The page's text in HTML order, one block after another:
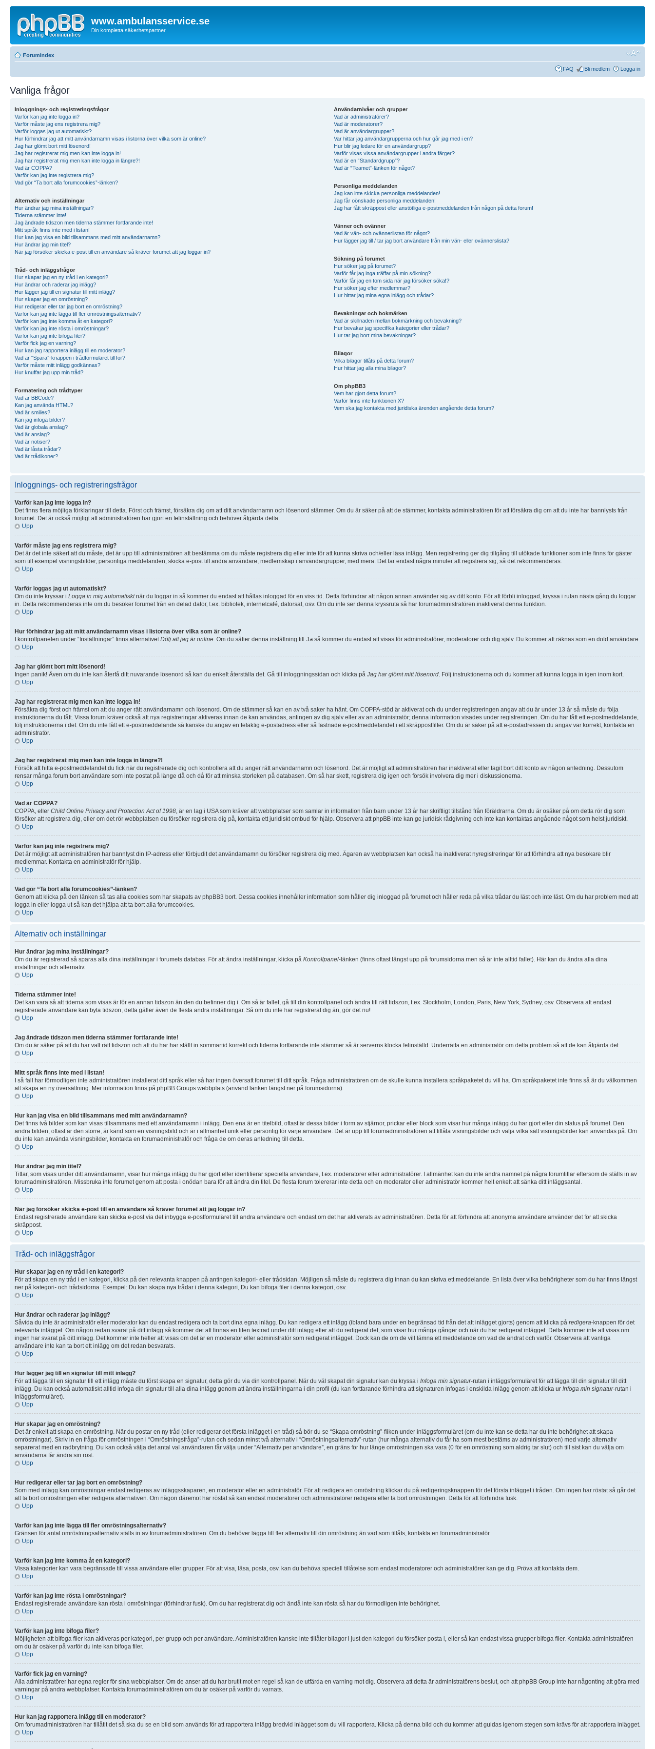
www.ambulansservice.se
Din kompletta säkerhetspartner
Forumindex
FAQ Bli medlem Logga in
Vanliga frågor
Inloggnings- och registreringsfrågor
Varför kan jag inte logga in?
Varför måste jag ens registrera mig?
Varför loggas jag ut automatiskt?
Hur förhindrar jag att mitt användarnamn visas i listorna över vilka som är online?
Jag har glömt bort mitt lösenord!
Jag har registrerat mig men kan inte logga in!
Jag har registrerat mig men kan inte logga in längre?!
Vad är COPPA?
Varför kan jag inte registrera mig?
Vad gör “Ta bort alla forumcookies”-länken?
Alternativ och inställningar
Hur ändrar jag mina inställningar?
Tiderna stämmer inte!
Jag ändrade tidszon men tiderna stämmer fortfarande inte!
Mitt språk finns inte med i listan!
Hur kan jag visa en bild tillsammans med mitt användarnamn?
Hur ändrar jag min titel?
När jag försöker skicka e-post till en användare så kräver forumet att jag loggar in?
Tråd- och inläggsfrågor
Hur skapar jag en ny tråd i en kategori?
Hur ändrar och raderar jag inlägg?
Hur lägger jag till en signatur till mitt inlägg?
Hur skapar jag en omröstning?
Hur redigerar eller tar jag bort en omröstning?
Varför kan jag inte lägga till fler omröstningsalternativ?
Varför kan jag inte komma åt en kategori?
Varför kan jag inte rösta i omröstningar?
Varför kan jag inte bifoga filer?
Varför fick jag en varning?
Hur kan jag rapportera inlägg till en moderator?
Vad är “Spara”-knappen i trådformuläret till för?
Varför måste mitt inlägg godkännas?
Hur knuffar jag upp min tråd?
Formatering och trådtyper
Vad är BBCode?
Kan jag använda HTML?
Vad är smilies?
Kan jag infoga bilder?
Vad är globala anslag?
Vad är anslag?
Vad är notiser?
Vad är låsta trådar?
Vad är trådikoner?
Användarnivåer och grupper
Vad är administratörer?
Vad är moderatorer?
Vad är användargrupper?
Var hittar jag användargrupperna och hur går jag med i en?
Hur blir jag ledare för en användargrupp?
Varför visas vissa användargrupper i andra färger?
Vad är en “Standardgrupp”?
Vad är “Teamet”-länken för något?
Personliga meddelanden
Jag kan inte skicka personliga meddelanden!
Jag får oönskade personliga meddelanden!
Jag har fått skräppost eller anstötliga e-postmeddelanden från någon på detta forum!
Vänner och ovänner
Vad är vän- och ovännerlistan för något?
Hur lägger jag till / tar jag bort användare från min vän- eller ovännerslista?
Sökning på forumet
Hur söker jag på forumet?
Varför får jag inga träffar på min sökning?
Varför får jag en tom sida när jag försöker söka!?
Hur söker jag efter medlemmar?
Hur hittar jag mina egna inlägg och trådar?
Bevakningar och bokmärken
Vad är skillnaden mellan bokmärkning och bevakning?
Hur bevakar jag specifika kategorier eller trådar?
Hur tar jag bort mina bevakningar?
Bilagor
Vilka bilagor tillåts på detta forum?
Hur hittar jag alla mina bilagor?
Om phpBB3
Vem har gjort detta forum?
Varför finns inte funktionen X?
Vem ska jag kontakta med juridiska ärenden angående detta forum?
Inloggnings- och registreringsfrågor
Varför kan jag inte logga in?
Det finns flera möjliga förklaringar till detta. Först och främst, försäkra dig om att ditt användarnamn och lösenord stämmer. Om du är säker på att de stämmer, kontakta administratören för att försäkra dig om att du inte har bannlysts från
forumet. Det är också möjligt att administratören har gjort en felinställning och behöver åtgärda detta.
Upp
Varför måste jag ens registrera mig?
Det är det inte säkert att du måste, det är upp till administratören att bestämma om du måste registrera dig eller inte för att kunna skriva och/eller läsa inlägg. Men registrering ger dig tillgång till utökade funktioner som inte finns för gäster
som till exempel visningsbilder, personliga meddelanden, skicka e-post till andra användare, medlemskap i användargrupper, med mera. Det tar endast några minuter att registrera sig, så det rekommenderas.
Upp
Varför loggas jag ut automatiskt?
Om du inte kryssar i Logga in mig automatisktnär du loggar in så kommer du endast att hållas inloggad för en viss tid. Detta förhindrar att någon annan använder sig av ditt konto. För att förbli inloggad, kryssa i rutan nästa gång du loggar
in. Detta rekommenderas inte om du besöker forumet från en delad dator, t.ex. bibliotek, internetcafé, datorsal, osv. Om du inte ser denna kryssruta så har forumadministratören inaktiverat denna funktion.
Upp
Hur förhindrar jag att mitt användarnamn visas i listorna över vilka som är online?
I kontrollpanelen under “Inställningar” finns alternativet Dölj att jag är online . Om du sätter denna inställning till Ja så kommer du endast att visas för administratörer, moderatorer och dig själv. Du kommer att räknas som en dold användare.
Upp
Jag har glömt bort mitt lösenord!
Ingen panik! Även om du inte kan återfå ditt nuvarande lösenord så kan du enkelt återställa det. Gå till inloggningssidan och klicka på Jag har glömt mitt lösenord . Följ instruktionerna och du kommer att kunna logga in igen inom kort.
Upp
Jag har registrerat mig men kan inte logga in!
Försäkra dig först och främst om att du anger rätt användarnamn och lösenord. Om de stämmer så kan en av två saker ha hänt. Om COPPA-stöd är aktiverat och du under registreringen angav att du är under 13 år så måste du följa
instruktionerna du fått. Vissa forum kräver också att nya registreringar aktiveras innan de kan användas, antingen av dig själv eller av an administratör; denna information visades under registreringen. Om du har fått ett e-postmeddelande,
följ instruktionerna i det. Om du inte fått ett e-postmeddelande så kanske du angav en felaktig e-postadress eller så fastnade e-postmeddelandet i ett skräppostfilter. Om du är säker på att e-postadressen du angav var korrekt, kontakta en
administratör.
Upp
Jag har registrerat mig men kan inte logga in längre?!
Försök att hitta e-postmeddelandet du fick när du registrerade dig och kontrollera att du anger rätt användarnamn och lösenord. Det är möjligt att administratören har inaktiverat eller tagit bort ditt konto av någon anledning. Dessutom
rensar många forum bort användare som inte postat på länge då och då för att minska storleken på databasen. Om så har skett, registrera dig igen och försök involvera dig mer i diskussionerna.
Upp
Vad är COPPA?
COPPA, eller Child Online Privacy and Protection Act of 1998 , är en lag i USA som kräver att webbplatser som samlar in information från barn under 13 år har skriftligt tillstånd från föräldrarna. Om du är osäker på om detta rör dig som
försöker att registrera dig, eller om det rör webbplatsen du försöker registrera dig på, kontakta ett juridiskt ombud för hjälp. Observera att phpBB inte kan ge juridisk rådgivning och inte kan kontaktas angående något som helst juridiskt.
Upp
Varför kan jag inte registrera mig?
Det är möjligt att administratören har bannlyst din IP-adress eller förbjudit det användarnamn du försöker registrera dig med. Ägaren av webbplatsen kan också ha inaktiverat nyregistreringar för att förhindra att nya besökare blir
medlemmar. Kontakta en administratör för hjälp.
Upp
Vad gör “Ta bort alla forumcookies”-länken?
Genom att klicka på den länken så tas alla cookies som har skapats av phpBB3 bort. Dessa cookies innehåller information som håller dig inloggad på forumet och håller reda på vilka trådar du läst och inte läst. Om du har problem med att
logga in eller logga ut så kan det hjälpa att ta bort alla forumcookies.
Upp
Alternativ och inställningar
Hur ändrar jag mina inställningar?
Om du är registrerad så sparas alla dina inställningar i forumets databas. För att ändra inställningar, klicka på Kontrollpanel-länken (finns oftast längst upp på forumsidorna men så är inte alltid fallet). Här kan du ändra alla dina
inställningar och alternativ.
Upp
Tiderna stämmer inte!
Det kan vara så att tiderna som visas är för en annan tidszon än den du befinner dig i. Om så är fallet, gå till din kontrollpanel och ändra till rätt tidszon, t.ex. Stockholm, London, Paris, New York, Sydney, osv. Observera att endast
registrerade användare kan byta tidszon, detta gäller även de flesta andra inställningar. Så om du inte har registrerat dig än, gör det nu!
Upp
Jag ändrade tidszon men tiderna stämmer fortfarande inte!
Om du är säker på att du har valt rätt tidszon och att du har har ställt in sommartid korrekt och tiderna fortfarande inte stämmer så är serverns klocka felinställd. Underrätta en administratör om detta problem så att de kan åtgärda det.
Upp
Mitt språk finns inte med i listan!
I så fall har förmodligen inte administratören installerat ditt språk eller så har ingen översatt forumet till ditt språk. Fråga administratören om de skulle kunna installera språkpaketet du vill ha. Om språkpaketet inte finns så är du välkommen
att skapa en ny översättning. Mer information finns på phpBB Groups webbplats (använd länken längst ner på forumsidorna).
Upp
Hur kan jag visa en bild tillsammans med mitt användarnamn?
Det finns två bilder som kan visas tillsammans med ett användarnamn i inlägg. Den ena är en titelbild, oftast är dessa bilder i form av stjärnor, prickar eller block som visar hur många inlägg du har gjort eller din status på forumet. Den
andra bilden, oftast är den större, är känd som en visningsbild och är i allmänhet unik eller personlig för varje användare. Det är upp till forumadministratören att tillåta visningsbilder och välja vilka sätt visningsbilder kan användas på. Om
du inte kan använda visningsbilder, kontakta en forumadministratör och fråga de om deras anledning till detta.
Upp
Hur ändrar jag min titel?
Titlar, som visas under ditt användarnamn, visar hur många inlägg du har gjort eller identifierar speciella användare, t.ex. moderatorer eller administratörer. I allmänhet kan du inte ändra namnet på några forumtitlar eftersom de ställs in av
forumadministratören. Missbruka inte forumet genom att posta i onödan bara för att ändra din titel. De flesta forum tolererar inte detta och en moderator eller administratör kommer helt enkelt att sänka ditt inläggsantal.
Upp
När jag försöker skicka e-post till en användare så kräver forumet att jag loggar in?
Endast registrerade användare kan skicka e-post via det inbygga e-postformuläret till andra användare och endast om det har aktiverats av administratören. Detta för att förhindra att anonyma användare använder det för att skicka
skräppost.
Upp
Tråd- och inläggsfrågor
Hur skapar jag en ny tråd i en kategori?
För att skapa en ny tråd i en kategori, klicka på den relevanta knappen på antingen kategori- eller trådsidan. Möjligen så måste du registrera dig innan du kan skriva ett meddelande. En lista över vilka behörigheter som du har finns längst
ner på kategori- och trådsidorna. Exempel: Du kan skapa nya trådar i denna kategori, Du kan bifoga filer i denna kategori, osv.
Upp
Hur ändrar och raderar jag inlägg?
Såvida du inte är administratör eller moderator kan du endast redigera och ta bort dina egna inlägg. Du kan redigera ett inlägg (ibland bara under en begränsad tid från det att inlägget gjorts) genom att klicka på redigera-knappen för det
relevanta inlägget. Om någon redan svarat på ditt inlägg så kommer det att finnas en liten textrad under ditt inlägg efter att du redigerat det, som visar hur många gånger och när du har redigerat inlägget. Detta kommer inte att visas om
ingen har svarat på ditt inlägg. Det kommer inte heller att visas om det är en moderator eller administratör som redigerat inlägget. Dock kan de om de vill lämna ett meddelande om vad de ändrat och varför. Observera att vanliga
användare inte kan ta bort ett inlägg om det redan besvarats.
Upp
Hur lägger jag till en signatur till mitt inlägg?
För att lägga till en signatur till ett inlägg måste du först skapa en signatur, detta gör du via din kontrollpanel. När du väl skapat din signatur kan du kryssa i Infoga min signatur-rutan i inläggsformuläret för att lägga till din signatur till ditt
inlägg. Du kan också automatiskt alltid infoga din signatur till alla dina inlägg genom att ändra inställningarna i din profil (du kan fortfarande förhindra att signaturen infogas i enskilda inlägg genom att klicka ur Infoga min signatur-rutan i
inläggsformuläret).
Upp
Hur skapar jag en omröstning?
Det är enkelt att skapa en omröstning. När du postar en ny tråd (eller redigerar det första inlägget i en tråd) så bör du se “Skapa omröstning”-fliken under inläggsformuläret (om du inte kan se detta har du inte behörighet att skapa
omröstningar). Skriv in en fråga för omröstningen i “Omröstningsfråga”-rutan och sedan minst två alternativ i “Omröstningsalternativ”-rutan (hur många alternativ du får ha som mest bestäms av administratören) med varje alternativ
separerat med en radbrytning. Du kan också välja det antal val användaren får välja under “Alternativ per användare”, en gräns för hur länge omröstningen ska vara (0 för en omröstning som aldrig tar slut) och till sist kan du välja om
användarna får ändra sin röst.
Upp
Hur redigerar eller tar jag bort en omröstning?
Som med inlägg kan omröstningar endast redigeras av inläggsskaparen, en moderator eller en administratör. För att redigera en omröstning klickar du på redigeringsknappen för det första inlägget i tråden. Om ingen har röstat så går det
att ta bort omröstningen eller redigera alternativen. Om någon däremot har röstat så kan endast moderatorer och administratörer redigera eller ta bort omröstningen. Detta för att förhindra fusk.
Upp
Varför kan jag inte lägga till fler omröstningsalternativ?
Gränsen för antal omröstningsalternativ ställs in av forumadministratören. Om du behöver lägga till fler alternativ till din omröstning än vad som tillåts, kontakta en forumadministratör.
Upp
Varför kan jag inte komma åt en kategori?
Vissa kategorier kan vara begränsade till vissa användare eller grupper. För att visa, läsa, posta, osv. kan du behöva speciell tillåtelse som endast moderatorer och administratörer kan ge dig. Pröva att kontakta dem.
Upp
Varför kan jag inte rösta i omröstningar?
Endast registrerade användare kan rösta i omröstningar (förhindrar fusk). Om du har registrerat dig och ändå inte kan rösta så har du förmodligen inte behörighet.
Upp
Varför kan jag inte bifoga filer?
Möjligheten att bifoga filer kan aktiveras per kategori, per grupp och per användare. Administratören kanske inte tillåter bilagor i just den kategori du försöker posta i, eller så kan endast vissa grupper bifoga filer. Kontakta administratören
om du är osäker på varför du inte kan bifoga filer.
Upp
Varför fick jag en varning?
Alla administratörer har egna regler för sina webbplatser. Om de anser att du har brutit mot en regel så kan de utfärda en varning mot dig. Observera att detta är administratörens beslut, och att phpBB Group inte har någonting att göra med
varningar på andra webbplatser. Kontakta forumadministratören om du är osäker på varför du varnats.
Upp
Hur kan jag rapportera inlägg till en moderator?
Om forumadministratören har tillåtit det så ska du se en bild som används för att rapportera inlägg bredvid inlägget som du vill rapportera. Klicka på denna bild och du kommer att guidas igenom stegen som krävs för att rapportera inlägget.
Upp